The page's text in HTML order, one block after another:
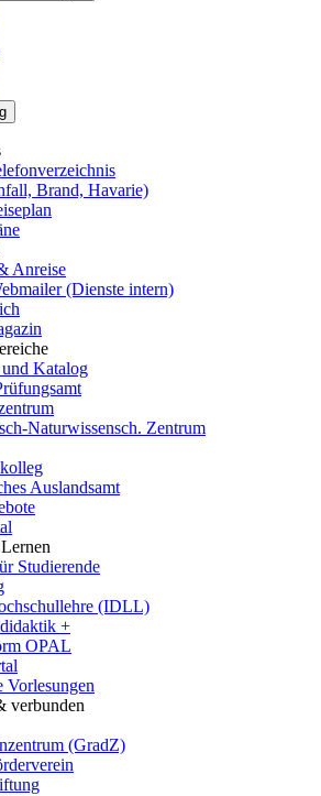
Brand, Havarie)
Anreise
(Dienste intern)
Katalog
Naturwissensch. Zentrum
Auslandsamt
Studierende
(IDLL)
+
OPAL
Vorlesungen
verbunden
(GradZ)